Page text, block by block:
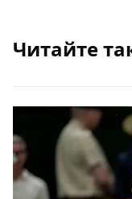
Читайте